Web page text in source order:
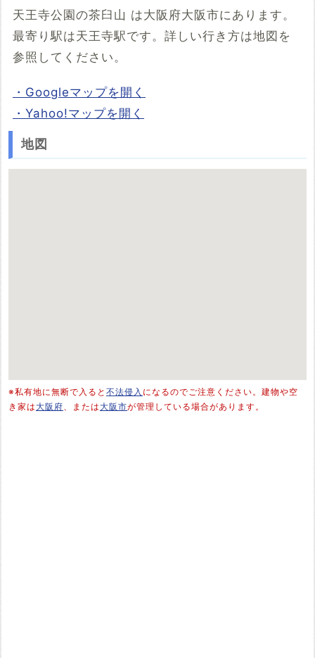
天王寺公園の茶臼山 は大阪府大阪市にあります。
最寄り駅は天王寺駅です。詳しい行き方は地図を
参照してください。
・Googleマップを開く
・Yahoo!マップを開く
地図
※私有地に無断で入ると 不法侵入 になるのでご注意ください。建物や空
き家は 大阪府 、または 大阪市が管理している場合があります。